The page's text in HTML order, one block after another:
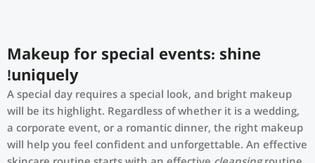
Makeup for special events: shine
uniquely!
A special day requires a special look, and bright makeup
will be its highlight. Regardless of whether it is a wedding,
a corporate event, or a romantic dinner, the right makeup
will help you feel confident and unforgettable. An effective